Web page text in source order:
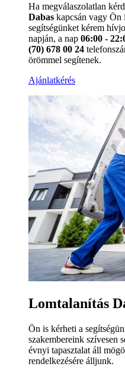
Ha megválaszolatlan
Dabas kapcsán vagy Ön
segítségünket kérem
napján, a nap 06:00 -
(70) 678 00 24
örömmel segítenek.
Ajánlatkérés
Lomtalanítás
Ön is kérheti a
szakembereink szívesen
évnyi tapasztalat áll
rendelkezésére álljunk.